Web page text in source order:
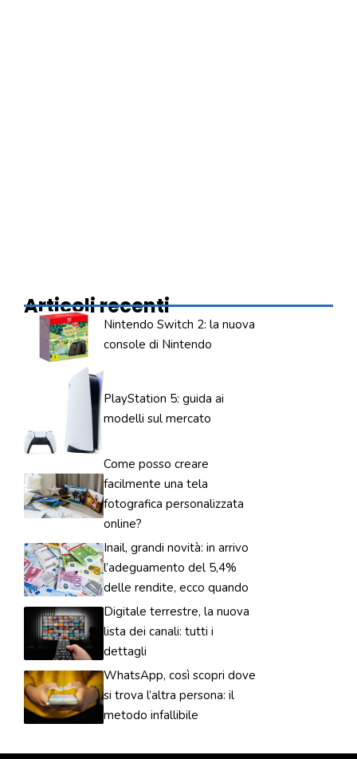
Articoli recenti
Nintendo Switch 2: la nuova
console di Nintendo
PlayStation 5: guida ai
modelli sul mercato
Come posso creare
facilmente una tela
fotografica personalizzata
online?
Inail, grandi novità: in arrivo
l’adeguamento del 5,4%
delle rendite, ecco quando
Digitale terrestre, la nuova
lista dei canali: tutti i
dettagli
WhatsApp, così scopri dove
si trova l’altra persona: il
metodo infallibile